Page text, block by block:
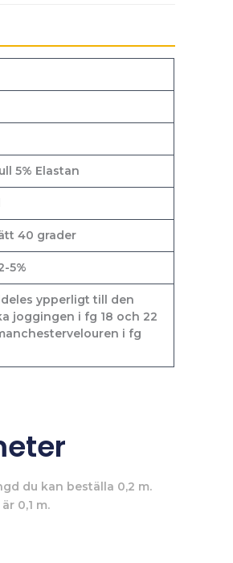
5% Elastan
40 grader
5%
ypperligt till den
joggingen i fg 18 och 22
i fg
du kan beställa 0,2 m.
0,1 m.